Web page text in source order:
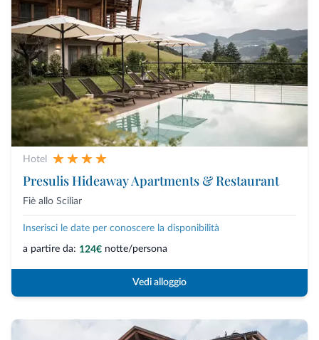
Hotel
Presulis Hideaway Apartments & Restaurant
Fiè allo Sciliar
Inserisci le date per conoscere la disponibilità
a partire da: 124€ notte/persona
Vedi alloggio